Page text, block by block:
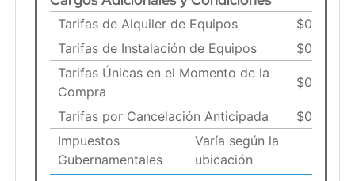
Tarifas de Alquiler de Equipos
$0
Tarifas de Instalación de Equipos
$0
Tarifas Únicas en el Momento de la
Compra
$0
Tarifas por Cancelación Anticipada
$0
Impuestos
Gubernamentales
Varía según la
ubicación